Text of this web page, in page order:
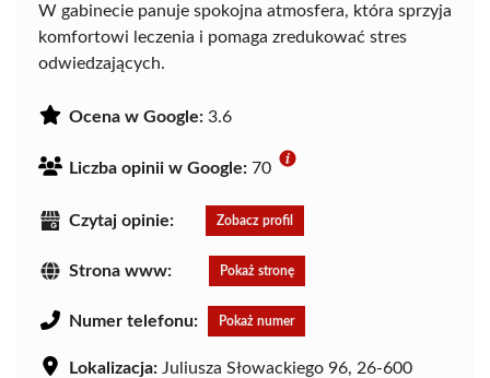
W gabinecie panuje spokojna atmosfera, która sprzyja
komfortowi leczenia i pomaga zredukować stres
odwiedzających.
Ocena w Google: 3.6
Liczba opinii w Google: 70
Czytaj opinie: Zobacz profil
Strona www: Pokaż stronę
Numer telefonu: Pokaż numer
Lokalizacja: Juliusza Słowackiego 96, 26-600